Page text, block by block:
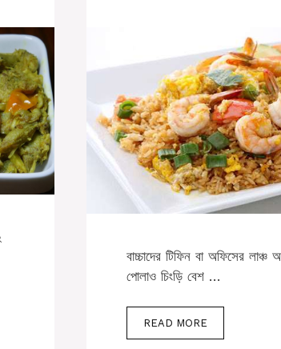
বাচ্চাদের টিফিন বা অফিসের লাঞ্চ
পোলাও চিংড়ি বেশ …
READ MORE